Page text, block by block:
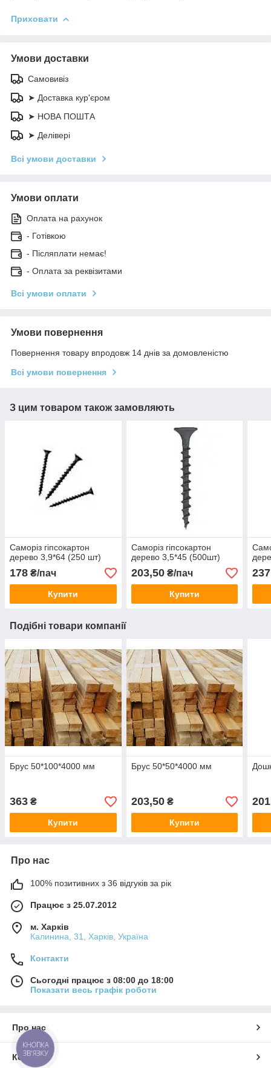
Приховати
Умови доставки
Самовивіз
➤ Доставка кур'єром
➤ НОВА ПОШТА
➤ Делівері
Всі умови доставки
Умови оплати
Оплата на рахунок
- Готівкою
- Післяплати немає!
- Оплата за реквізитами
Всі умови оплати
Умови повернення
Повернення товару впродовж 14 днів за домовленістю
Всі умови повернення
З цим товаром також замовляють
Саморіз гіпсокартон
дерево 3,9*64 (250 шт)
178 ₴/пач
Купити
Саморіз гіпсокартон
дерево 3,5*45 (500шт)
203,50₴/пач
Купити
237
Подібні товари компанії
Брус 50*100*4000 мм
363 ₴
Купити
Брус 50*50*4000 мм
203,50₴
Купити
Про нас
100% позитивних з 36 відгуків за рік
Працює з 25.07.2012
м. Харків
Калинина, 31, Харків, Україна
Контакти
Сьогодні працює з 08:00 до 18:00
Показати весь графік роботи
Про нас
Контакти
КНОПКА
ЗВ'ЯЗКУ